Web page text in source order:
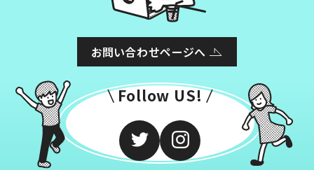
お問い合わせページへ
Follow US!